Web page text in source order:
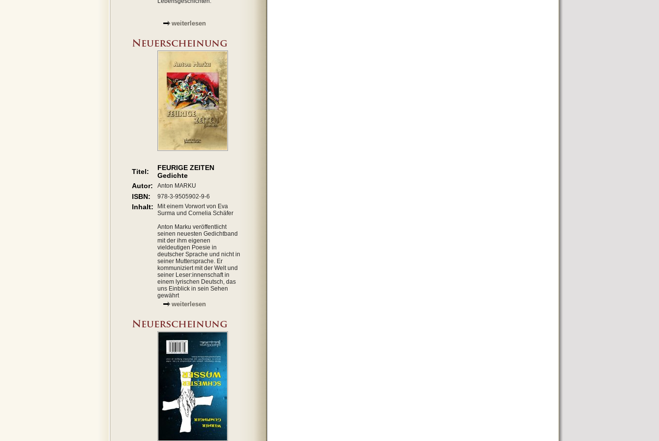
weiterlesen
Titel:
FEURIGE ZEITEN
Gedichte
Autor:
Anton MARKU
ISBN: 978-3-9505902-9-6
Inhalt:
Mit einem Vorwort von Eva
Surma und Cornelia Schäfer
Anton Marku veröffentlicht
seinen neuesten Gedichtband
mit der ihm eigenen
vieldeutigen Poesie in
deutscher Sprache und nicht in
seiner Muttersprache. Er
kommuniziert mit der Welt und
seiner Leser:innenschaft in
einem lyrischen Deutsch, das
uns Einblick in sein Sehen
gewährt
weiterlesen